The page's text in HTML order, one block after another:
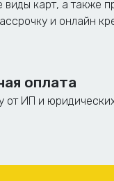
формирующие
карт, а также
и онлайн
оплата
от ИП и